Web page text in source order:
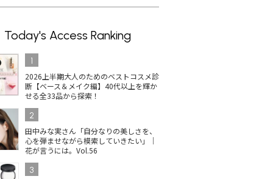
Today's Access Ranking
1
2026上半期大人のためのベストコスメ診
断【ベース＆メイク編】40代以上を輝か
せる全33品から探索！
2
田中みな実さん「自分なりの美しさを、
心を弾ませながら模索していきたい」｜
花が言うには。Vol.56
3